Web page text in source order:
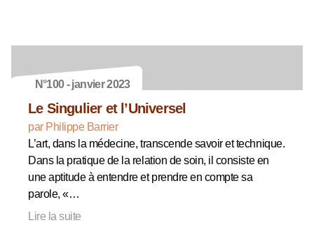
N°100 - janvier 2023
Le Singulier et l’Universel
par Philippe Barrier
L’art, dans la médecine, transcende savoir et technique.
Dans la pratique de la relation de soin, il consiste en
une aptitude à entendre et prendre en compte sa
parole, «…
Lire la suite